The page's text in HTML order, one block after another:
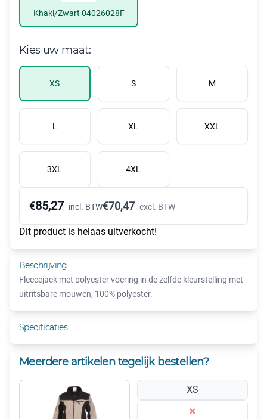
Khaki/Zwart 04026028F
Kies uw maat:
XS S M
L XL XXL
3XL 4XL
€85,27 incl. BTW€70,47 excl. BTW
Dit product is helaas uitverkocht!
Beschrijving
Fleecejack met polyester voering in de zelfde kleurstelling met
uitritsbare mouwen, 100% polyester.
Specificaties
Meerdere artikelen tegelijk bestellen?
XS
×